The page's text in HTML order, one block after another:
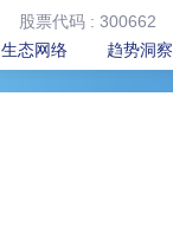
股票代码 : 300662
生态网络 趋势洞察